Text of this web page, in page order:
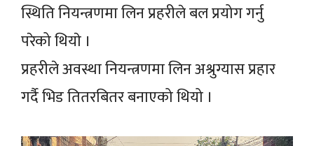
स्थिति नियन्त्रणमा लिन प्रहरीले बल प्रयोग गर्नु
परेकोथियाे ।
प्रहरीले अवस्था नियन्त्रणमा लिन अश्रुग्यास प्रहार
गर्दै भिड तितरबितर बनाएको थियो ।